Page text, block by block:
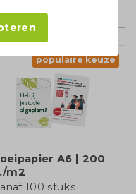
populaire keuze
A6 | 200
m2
100 stuks